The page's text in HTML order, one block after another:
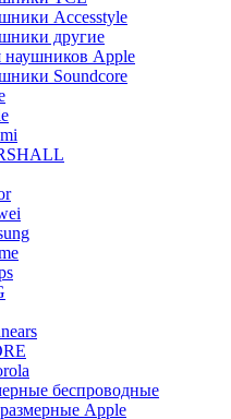
Accesstyle
другие
наушников Apple
Soundcore
беспроводные
Apple